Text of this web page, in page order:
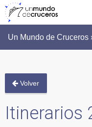
Un Mundo de
Volver
Itinerarios